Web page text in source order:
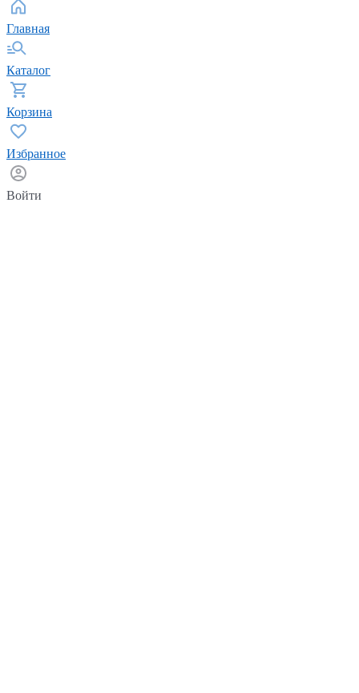
Главная
Каталог
Корзина
Избранное
Войти